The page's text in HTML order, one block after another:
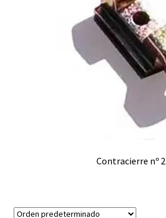
Contracierre nº